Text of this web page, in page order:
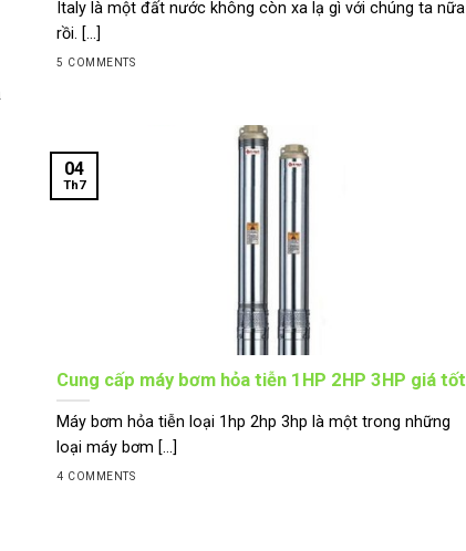
Italy là một đất nước không còn xa lạ gì với chúng ta nữa
rồi. [...]
5 COMMENTS
Cung cấp máy bơm hỏa tiễn 1HP 2HP 3HP giá tốt
Máy bơm hỏa tiễn loại 1hp 2hp 3hp là một trong những
loại máy bơm [...]
4 COMMENTS
04
Th7